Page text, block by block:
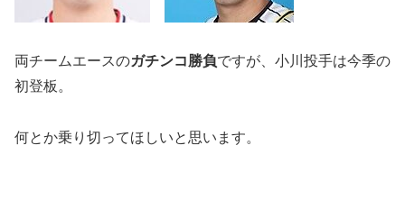
両チームエースのガチンコ勝負ですが、小川投手は今季の
初登板。
何とか乗り切ってほしいと思います。